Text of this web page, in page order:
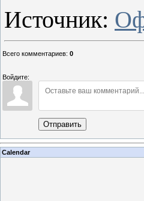
Источник:
Всего комментариев: 0
Войдите:
Отправить
Calendar